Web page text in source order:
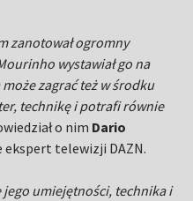
zanotował ogromny
wystawiał go na
zagrać też w środku
technikę i potrafi równie
o nim Dario
ekspert telewizji DAZN.
jego umiejętności, technika i